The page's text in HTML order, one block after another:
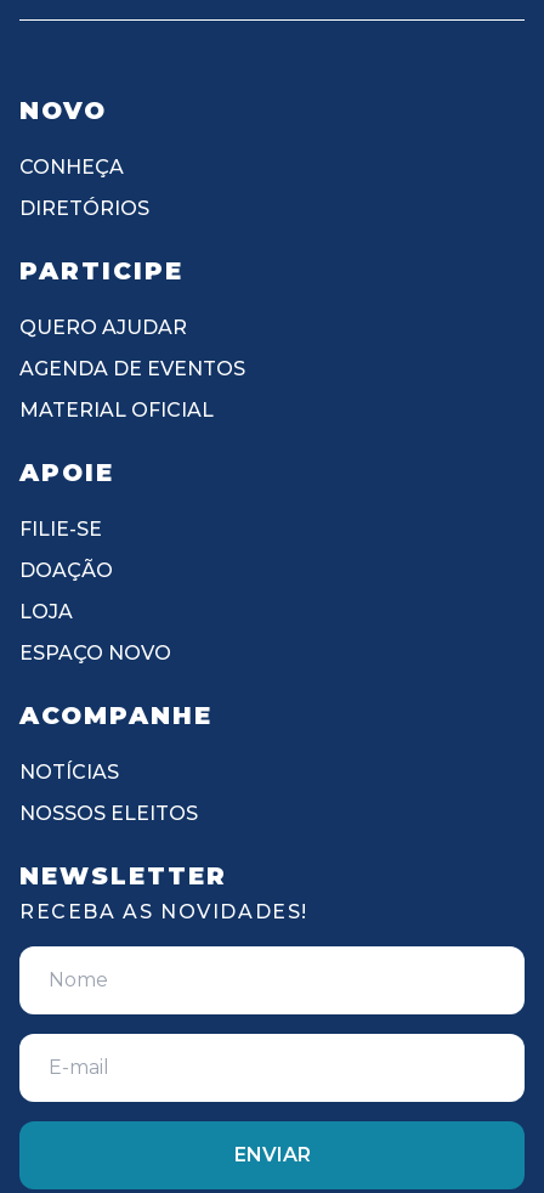
NOVO
CONHEÇA
DIRETÓRIOS
PARTICIPE
QUERO AJUDAR
AGENDA DE EVENTOS
MATERIAL OFICIAL
APOIE
FILIE-SE
DOAÇÃO
LOJA
ESPAÇO NOVO
ACOMPANHE
NOTÍCIAS
NOSSOS ELEITOS
NEWSLETTER
RECEBA AS NOVIDADES!